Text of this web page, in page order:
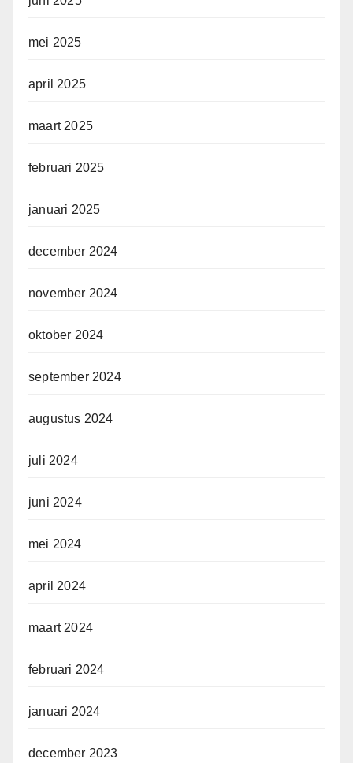
mei 2025
april 2025
maart 2025
februari 2025
januari 2025
december 2024
november 2024
oktober 2024
september 2024
augustus 2024
juli 2024
juni 2024
mei 2024
april 2024
maart 2024
februari 2024
januari 2024
december 2023